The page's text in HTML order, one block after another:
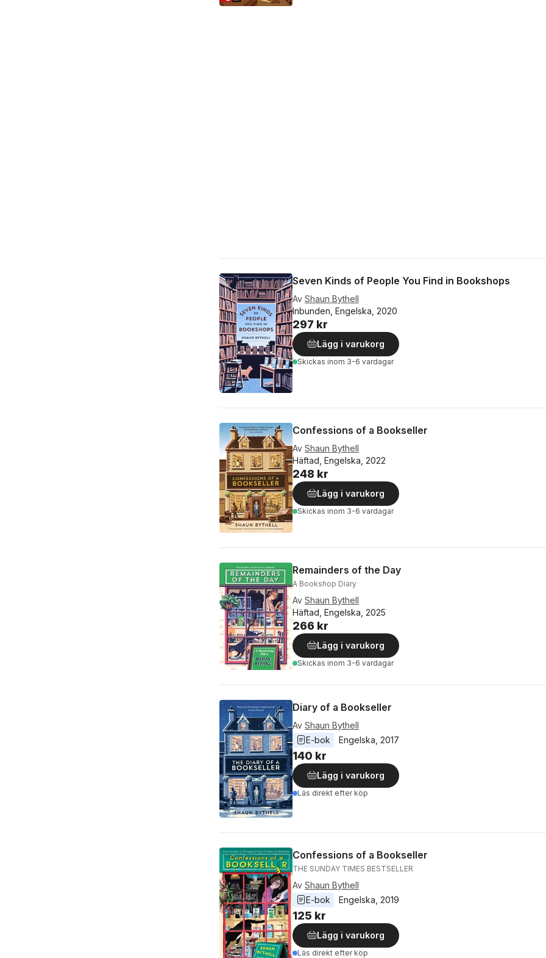
Seven Kinds of People You Find in Bookshops
Av Shaun Bythell
Inbunden, Engelska, 2020
297 kr
Lägg i varukorg
Skickas inom 3-6 vardagar
Confessions of a Bookseller
Av Shaun Bythell
Häftad, Engelska, 2022
248 kr
Lägg i varukorg
Skickas inom 3-6 vardagar
Remainders of the Day
A Bookshop Diary
Av Shaun Bythell
Häftad, Engelska, 2025
266 kr
Lägg i varukorg
Skickas inom 3-6 vardagar
Diary of a Bookseller
Av Shaun Bythell
E-bok
Engelska 2017
140 kr
Lägg i varukorg
Läs direkt efter köp
Confessions of a Bookseller
THE SUNDAY TIMES BESTSELLER
Av Shaun Bythell
E-bok
Engelska 2019
125 kr
Lägg i varukorg
Läs direkt efter köp